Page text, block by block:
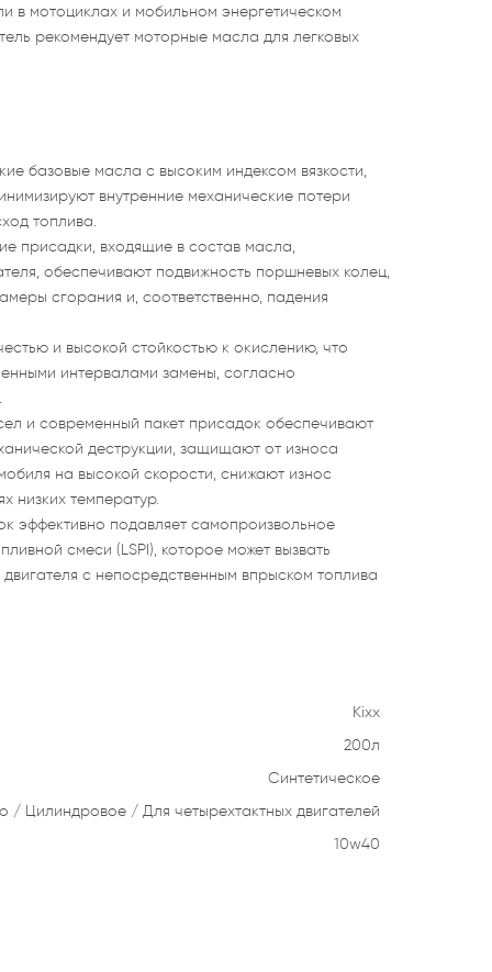
в мотоциклах и мобильном энергетическом
рекомендует моторные масла для легковых
базовые масла с высоким индексом вязкости,
внутренние механические потери
топлива.
присадки, входящие в состав масла,
обеспечивают подвижность поршневых колец,
сгорания и, соответственно, падения
и высокой стойкостью к окислению, что
интервалами замены, согласно
и современный пакет присадок обеспечивают
деструкции, защищают от износа
на высокой скорости, снижают износ
низких температур.
эффективно подавляет самопроизвольное
смеси (LSPI), которое может вызвать
с непосредственным впрыском топлива
Kixx
200л
Синтетическое
Цилиндровое
Для четырехтактных двигателей
10w40